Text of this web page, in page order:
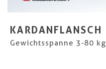
KARDANFLANSCH
Gewichtsspanne 3-80 kg